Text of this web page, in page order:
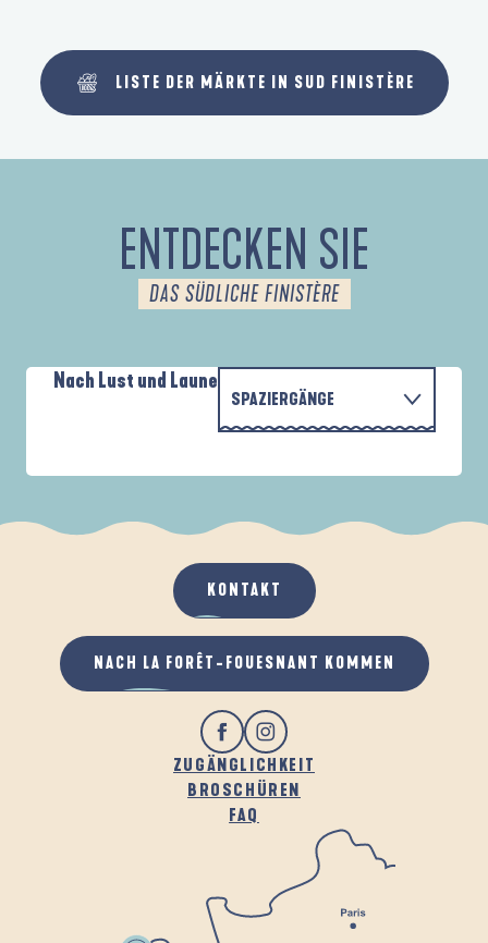
LISTE DER MÄRKTE IN SUD FINISTÈRE
ENTDECKEN SIE
DAS SÜDLICHE FINISTÈRE
Nach Lust und Laune
SPAZIERGÄNGE
WENN ES REGNET
AN DER FRISCHEN LUFT
PARCOURS D'INTERPRÉTATION DE L'ANSE
ZUGÄNGLICHKEIT
BROSCHÜREN
FAQ
KONTAKT
NACH LA FORÊT-FOUESNANT KOMMEN